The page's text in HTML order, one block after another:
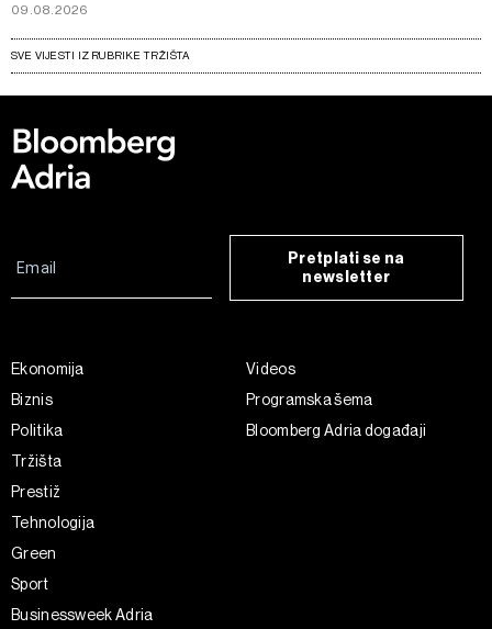
09.08.2026
SVE VIJESTI IZ RUBRIKE TRŽIŠTA
Pretplati se na
newsletter
Ekonomija
Biznis
Politika
Tržišta
Prestiž
Tehnologija
Green
Sport
Businessweek Adria
Videos
Programska šema
Bloomberg Adria događaji